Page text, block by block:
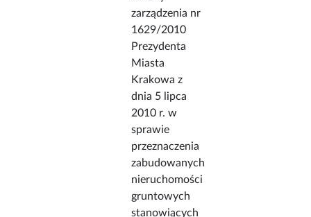
zarządzenia nr
1629/2010
Prezydenta
Miasta
Krakowa z
dnia 5 lipca
2010 r. w
sprawie
przeznaczenia
zabudowanych
nieruchomości
gruntowych
stanowiących